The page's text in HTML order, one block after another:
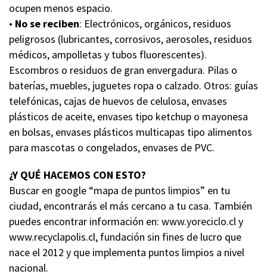
ocupen menos espacio.
• No se reciben: Electrónicos, orgánicos, residuos
peligrosos (lubricantes, corrosivos, aerosoles, residuos
médicos, ampolletas y tubos fluorescentes).
Escombros o residuos de gran envergadura. Pilas o
baterías, muebles, juguetes ropa o calzado. Otros: guías
telefónicas, cajas de huevos de celulosa, envases
plásticos de aceite, envases tipo ketchup o mayonesa
en bolsas, envases plásticos multicapas tipo alimentos
para mascotas o congelados, envases de PVC.
¿Y QUÉ HACEMOS CON ESTO?
Buscar en google “mapa de puntos limpios” en tu
ciudad, encontrarás el más cercano a tu casa. También
puedes encontrar información en: www.yoreciclo.cl y
www.recyclapolis.cl, fundación sin fines de lucro que
nace el 2012 y que implementa puntos limpios a nivel
nacional.